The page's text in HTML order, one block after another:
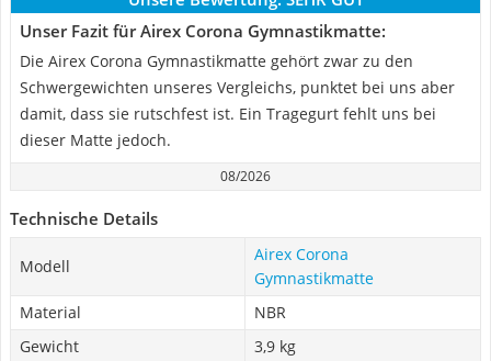
Unser Fazit für Airex Corona Gymnastikmatte:
Die Airex Corona Gymnastikmatte gehört zwar zu den
Schwergewichten unseres Vergleichs, punktet bei uns aber
damit, dass sie rutschfest ist. Ein Tragegurt fehlt uns bei
dieser Matte jedoch.
08/2026
Technische Details
Modell
Airex Corona
Gymnastikmatte
Material
NBR
Gewicht
3,9 kg